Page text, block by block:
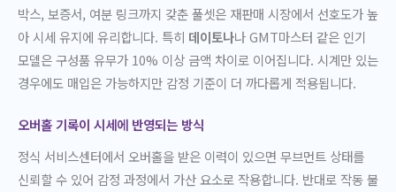
박스, 보증서, 여분 링크까지 갖춘 풀셋은 재판매 시장에서 선호도가 높
아 시세 유지에 유리합니다. 특히 데이토나나 GMT마스터 같은 인기
모델은 구성품 유무가 10% 이상 금액 차이로 이어집니다. 시계만 있는
경우에도 매입은 가능하지만 감정 기준이 더 까다롭게 적용됩니다.
오버홀 기록이 시세에 반영되는 방식
정식 서비스센터에서 오버홀을 받은 이력이 있으면 무브먼트 상태를
신뢰할 수 있어 감정 과정에서 가산 요소로 작용합니다. 반대로 작동 불